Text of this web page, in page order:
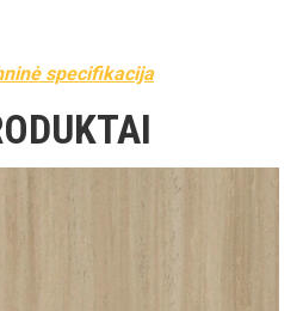
specifikacija